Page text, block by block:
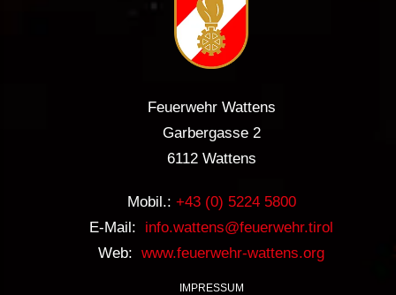
Feuerwehr Wattens
Garbergasse 2
6112 Wattens
Mobil.: +43 (0) 5224 5800
E-Mail:
info.wattens@feuerwehr.tirol
Web: www.feuerwehr-wattens.org
IMPRESSUM